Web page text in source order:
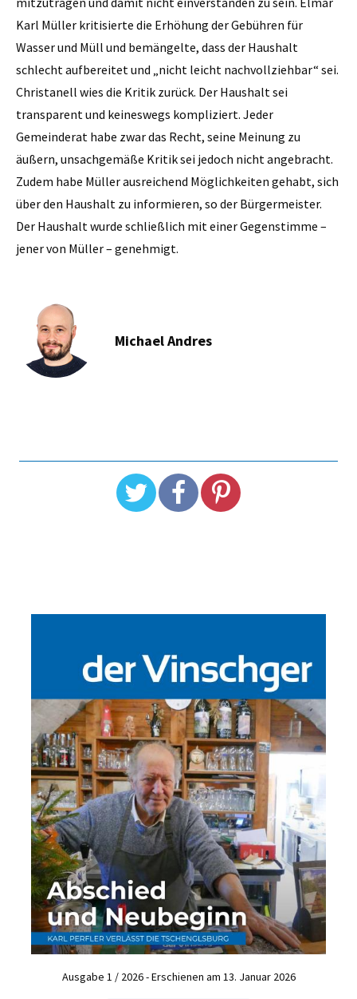
Karl Müller kritisierte die Erhöhung der Gebühren für
Wasser und Müll und bemängelte, dass der Haushalt
schlecht aufbereitet und „nicht leicht nachvollziehbar“ sei.
Christanell wies die Kritik zurück. Der Haushalt sei
transparent und keineswegs kompliziert. Jeder
Gemeinderat habe zwar das Recht, seine Meinung zu
äußern, unsachgemäße Kritik sei jedoch nicht angebracht.
Zudem habe Müller ausreichend Möglichkeiten gehabt, sich
über den Haushalt zu informieren, so der Bürgermeister.
Der Haushalt wurde schließlich mit einer Gegenstimme –
jener von Müller – genehmigt.
Michael Andres
Ausgabe 1 / 2026 - Erschienen am 13. Januar 2026